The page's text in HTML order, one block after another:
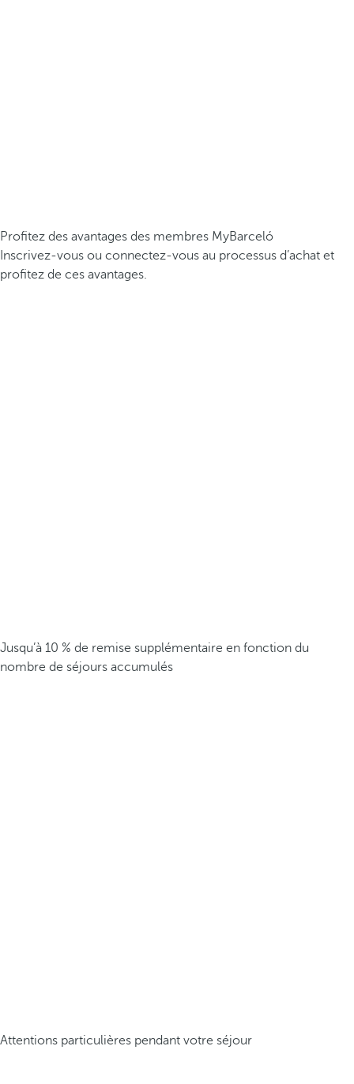
Profitez des avantages des membres MyBarceló
Inscrivez-vous ou connectez-vous au processus d’achat et
profitez de ces avantages.
Jusqu’à 10 % de remise supplémentaire en fonction du
nombre de séjours accumulés
Attentions particulières pendant votre séjour